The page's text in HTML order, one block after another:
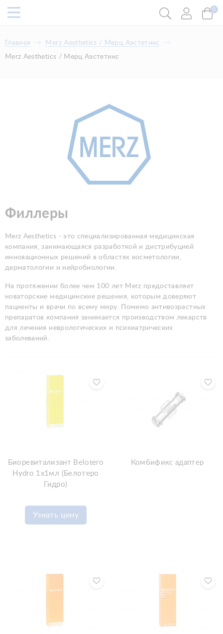
0
Главная
Merz Aesthetics / Мерц Аэстетикс
Merz Aesthetics / Мерц Аэстетикс
Филлеры
Merz Aesthetics - это специализированная медицинская
компания, занимающаяся разработкой и дистрибуцией
инновационных решений в областях косметологии,
дерматологии и нейробиологии.
На протяжении более чем 100 лет Merz предоставляет
новаторские медицинские решения, которым доверяют
пациенты и врачи по всему миру. Помимо антивозрастных
препаратов компания занимается производством лекарств
для лечения неврологических и психиатрических
заболеваний.
Биоревитализант Belotero
Hydro 1x1мл (Белотеро
Гидро)
Узнать цену
Комбификс адаптер